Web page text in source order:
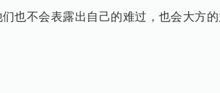
也不会表露出自己的难过，也会大方